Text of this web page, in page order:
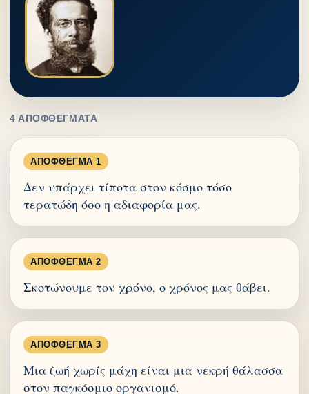
4 ΑΠΟΦΘΈΓΜΑΤΑ
ΑΠΌΦΘΕΓΜΑ 1
Δεν υπάρχει τίποτα στον κόσμο τόσο
τερατώδη όσο η αδιαφορία μας.
ΑΠΌΦΘΕΓΜΑ 2
Σκοτώνουμε τον χρόνο, ο χρόνος μας θάβει.
ΑΠΌΦΘΕΓΜΑ 3
Μια ζωή χωρίς μάχη είναι μια νεκρή θάλασσα
στον παγκόσμιο οργανισμό.